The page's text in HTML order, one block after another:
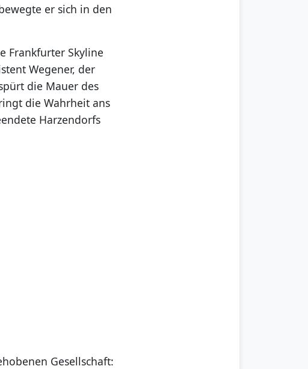
er sich in den
Frankfurter Skyline
Wegener, der
die Mauer des
die Wahrheit ans
Harzendorfs
Gesellschaft: